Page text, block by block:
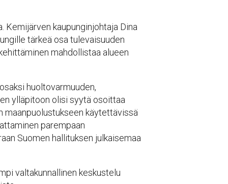
kaupunginjohtaja Dina
tärkeä osa tulevaisuuden
mahdollistaa alueen
huoltovarmuuden,
ylläpitoon olisi syytä osoittaa
maanpuolustukseen käytettävissä
parempaan
Suomen hallituksen julkaisemaa
valtakunnallinen keskustelu